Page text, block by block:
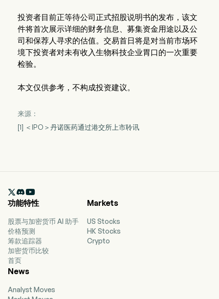
投资者目前正等待公司正式招股说明书的发布，该文
件将首次展示详细的财务信息、募集资金用途以及公
司和保荐人寻求的估值。交易首日将是对当前市场环
境下投资者对未有收入生物科技企业胃口的一次重要
检验。
本文仅供参考，不构成投资建议。
来源：
[1] ＜IPO＞丹诺医药通过港交所上市聆讯

功能特性
股票与加密货币 AI 助手
价格预测
筹款追踪器
加密货币比较
首页
Markets
US Stocks
HK Stocks
Crypto
News
Analyst Moves